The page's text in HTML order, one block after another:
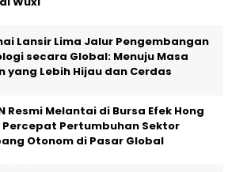
Lansir Lima Jalur Pengembangan
secara Global: Menuju Masa
yang Lebih Hijau dan Cerdas
Resmi Melantai di Bursa Efek Hong
Percepat Pertumbuhan Sektor
Otonom di Pasar Global